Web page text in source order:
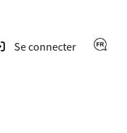
Se connecter